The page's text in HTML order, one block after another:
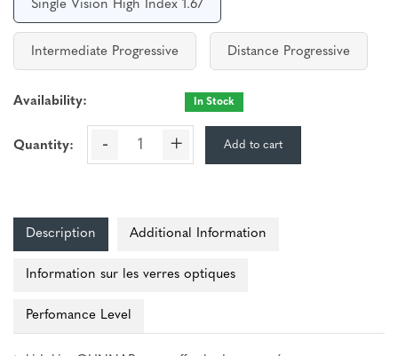
Single Vision High Index 1.67
Intermediate Progressive Distance Progressive
Availability: In Stock
Quantity: - + Add to cart
Description Additional Information
Information sur les verres optiques
Perfomance Level